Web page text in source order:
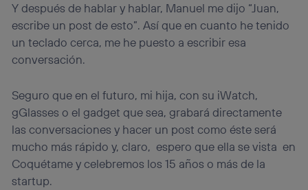
Y después de hablar y hablar, Manuel me dijo “Juan,
escribe un post de esto”. Así que en cuanto he tenido
un teclado cerca, me he puesto a escribir esa
conversación.
Seguro que en el futuro, mi hija, con su iWatch,
gGlasses o el gadget que sea, grabará directamente
las conversaciones y hacer un post como éste será
mucho más rápido y, claro, espero que ella se vista en
Coquétame y celebremos los 15 años o más de la
startup.